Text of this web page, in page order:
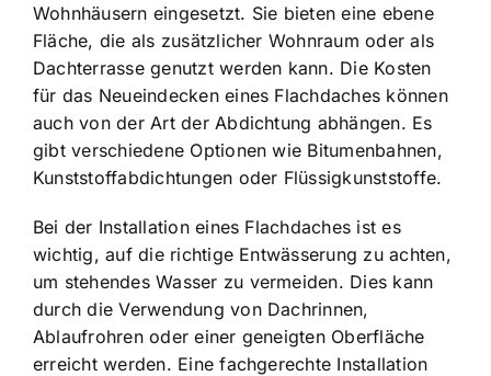
Wohnhäusern eingesetzt. Sie bieten eine ebene
Fläche, die als zusätzlicher Wohnraum oder als
Dachterrasse genutzt werden kann. Die Kosten
für das Neueindecken eines Flachdaches können
auch von der Art der Abdichtung abhängen. Es
gibt verschiedene Optionen wie Bitumenbahnen,
Kunststoffabdichtungen oder Flüssigkunststoffe.
Bei der Installation eines Flachdaches ist es
wichtig, auf die richtige Entwässerung zu achten,
um stehendes Wasser zu vermeiden. Dies kann
durch die Verwendung von Dachrinnen,
Ablaufrohren oder einer geneigten Oberfläche
erreicht werden. Eine fachgerechte Installation